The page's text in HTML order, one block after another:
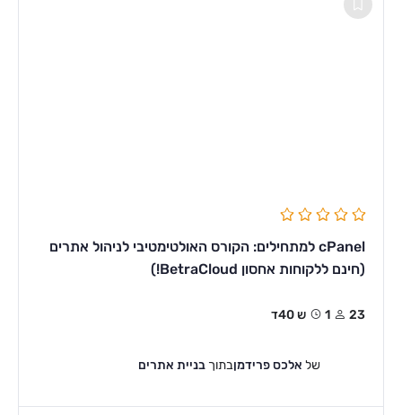
cPanel למתחילים: הקורס האולטימטיבי לניהול אתרים
(חינם ללקוחות אחסון BetraCloud!)
23 1ש 40ד
של אלכס פרידמןבתוך בניית אתרים